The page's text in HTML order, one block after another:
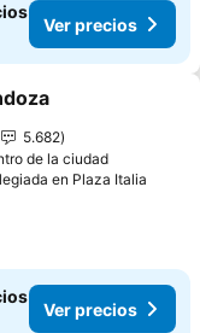
Ver precios
5.682
de la ciudad
en Plaza Italia
Ver precios